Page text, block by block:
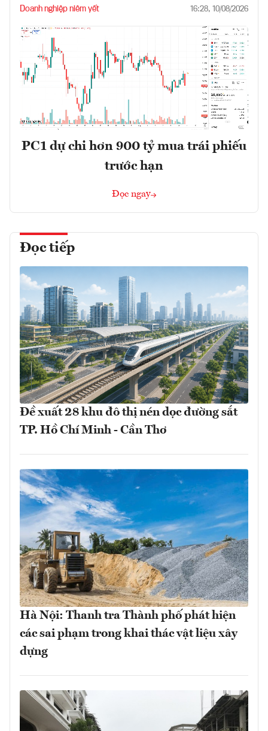
Doanh nghiệp niêm yết 16:28, 10/08/2026
PC1 dự chi hơn 900 tỷ mua trái phiếu
trước hạn
Đọc ngay
Đọc tiếp
Đề xuất 28 khu đô thị nén dọc đường sắt
TP. Hồ Chí Minh - Cần Thơ
Hà Nội: Thanh tra Thành phố phát hiện
các sai phạm trong khai thác vật liệu xây
dựng